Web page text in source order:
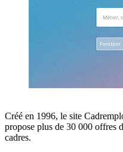
Créé en 1996, le site
propose plus de 30 000 offres
cadres.